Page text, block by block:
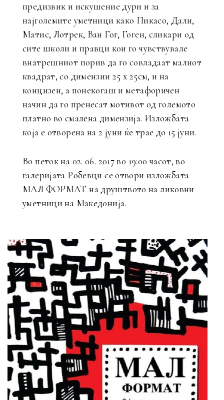
предизвик и искушение дури и за
најголемите уметници како Пикасо, Дали,
Матис, Лотрек, Ван Гог, Гоген, сликари од
сите школи и правци кои го чувствувале
внатрешниот порив да го совладаат малиот
квадрат, со димензии 25 х 25см, и на
концизен, а понекогаш и метафоричен
начин да го пренесат мотивот од големото
платно во смалена димензија. Изложбата
која е отворена на 2 јуни ќе трае до 15 јуни.
Во петок на 02. 06. 2017 во 19:00 часот, во
галеријата Робевци се отвори изложбата
МАЛ ФОРМАТ на друштвото на ликовни
уметници на Македонија.